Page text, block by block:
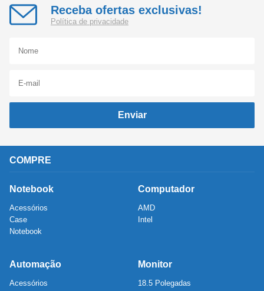
Receba ofertas exclusivas!
Política de privacidade
Enviar
COMPRE
Notebook
Acessórios
Case
Notebook
Computador
AMD
Intel
Automação
Acessórios
Monitor
18.5 Polegadas